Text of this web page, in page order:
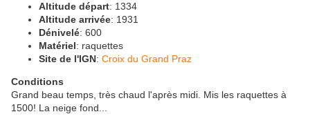
Altitude départ: 1334
Altitude arrivée: 1931
Dénivelé: 600
Matériel: raquettes
Site de l'IGN: Croix du Grand Praz
Conditions
Grand beau temps, très chaud l'après midi. Mis les raquettes à
1500! La neige fond...